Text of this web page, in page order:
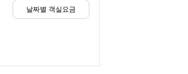
날짜별 객실요금